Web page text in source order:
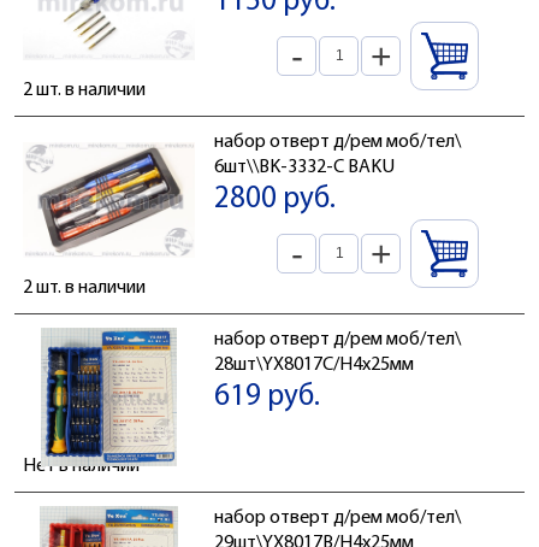
- +
2 шт. в наличии
набор отверт д/рем моб/тел\
6шт\\BK-3332-C BAKU
2800 руб.
- +
2 шт. в наличии
набор отверт д/рем моб/тел\
28шт\YX8017C/H4x25мм
619 руб.
Нет в наличии
набор отверт д/рем моб/тел\